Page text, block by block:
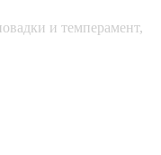
и темперамент,